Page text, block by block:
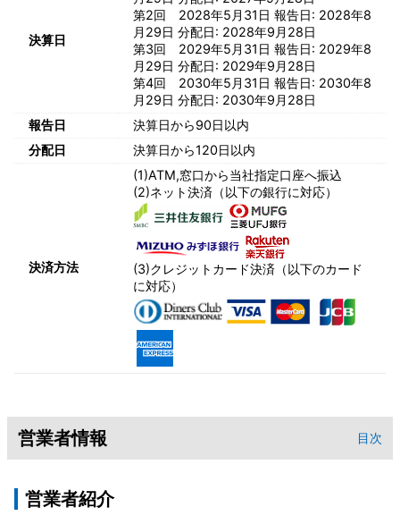
決算日
第2回 2028年5月31日 報告日: 2028年8
月29日 分配日: 2028年9月28日
第3回 2029年5月31日 報告日: 2029年8
月29日 分配日: 2029年9月28日
第4回 2030年5月31日 報告日: 2030年8
月29日 分配日: 2030年9月28日
報告日
決算日から90日以内
分配日
決算日から120日以内
決済方法
(1)ATM,窓口から当社指定口座へ振込
(2)ネット決済（以下の銀行に対応）
(3)クレジットカード決済（以下のカード
に対応）
営業者情報 目次
営業者紹介